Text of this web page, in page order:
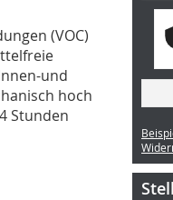
(VOC)
und
hoch
Stunden